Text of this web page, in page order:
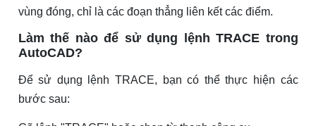
vùng đóng, chỉ là các đoạn thẳng liên kết các điểm.
Làm thế nào để sử dụng lệnh TRACE trong
AutoCAD?
Để sử dụng lệnh TRACE, bạn có thể thực hiện các
bước sau: